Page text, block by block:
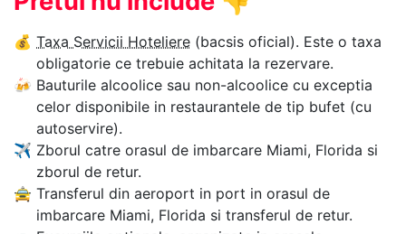
💰 Taxa Servicii Hoteliere (bacsis oficial). Este o taxa
obligatorie ce trebuie achitata la rezervare.
🍻 Bauturile alcoolice sau non-alcoolice cu exceptia
celor disponibile in restaurantele de tip bufet (cu
autoservire).
✈ Zborul catre orasul de imbarcare Miami, Florida si
zborul de retur.
🚖 Transferul din aeroport in port in orasul de
imbarcare Miami, Florida si transferul de retur.